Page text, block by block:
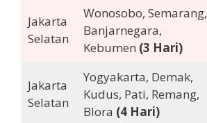
Jakarta
Selatan
Wonosobo, Semarang,
Banjarnegara,
Kebumen (3 Hari)
Jakarta
Selatan
Yogyakarta, Demak,
Kudus, Pati, Remang,
Blora (4 Hari)